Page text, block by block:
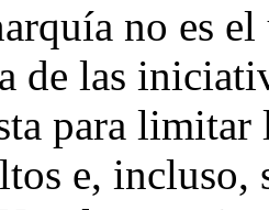
no es
de las
para
e, incluso,